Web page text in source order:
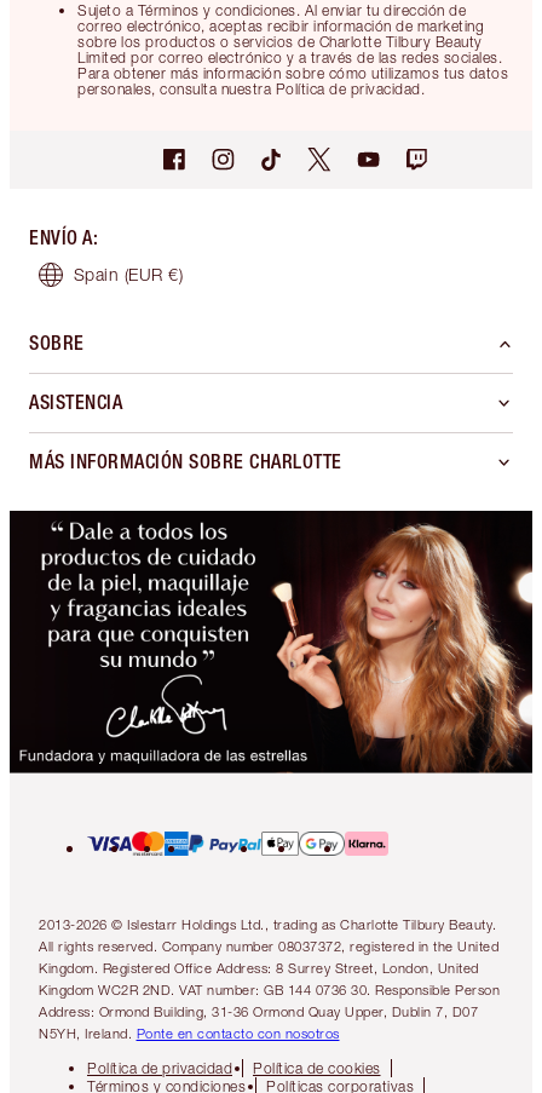
Sujeto a Términos y condiciones. Al enviar tu dirección de
correo electrónico, aceptas recibir información de marketing
sobre los productos o servicios de Charlotte Tilbury Beauty
Limited por correo electrónico y a través de las redes sociales.
Para obtener más información sobre cómo utilizamos tus datos
personales, consulta nuestra Política de privacidad.
ENVÍO A:
Spain (EUR €)
SOBRE
ASISTENCIA
MÁS INFORMACIÓN SOBRE CHARLOTTE
2013-2026 © Islestarr Holdings Ltd., trading as Charlotte Tilbury Beauty.
All rights reserved. Company number 08037372, registered in the United
Kingdom. Registered Office Address: 8 Surrey Street, London, United
Kingdom WC2R 2ND. VAT number: GB 144 0736 30. Responsible Person
Address: Ormond Building, 31-36 Ormond Quay Upper, Dublin 7, D07
N5YH, Ireland. Ponte en contacto con nosotros
Política de privacidad
Política de cookies
Términos y condiciones
Políticas corporativas